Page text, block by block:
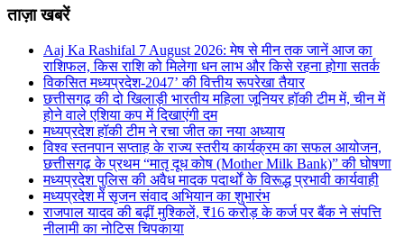
ताज़ा खबरें
Aaj Ka Rashifal 7 August 2026: मेष से मीन तक जानें आज का
राशिफल, किस राशि को मिलेगा धन लाभ और किसे रहना होगा सतर्क
विकसित मध्यप्रदेश-2047’ की वित्तीय रूपरेखा तैयार
छत्तीसगढ़ की दो खिलाड़ी भारतीय महिला जूनियर हॉकी टीम में, चीन में
होने वाले एशिया कप में दिखाएंगी दम
मध्यप्रदेश हॉकी टीम ने रचा जीत का नया अध्याय
विश्व स्तनपान सप्ताह के राज्य स्तरीय कार्यक्रम का सफल आयोजन,
छत्तीसगढ़ के प्रथम “मातृ दूध कोष (Mother Milk Bank)” की घोषणा
मध्यप्रदेश पुलिस की अवैध मादक पदार्थों के विरूद्ध प्रभावी कार्यवाही
मध्यप्रदेश में सृजन संवाद अभियान का शुभारंभ
राजपाल यादव की बढ़ीं मुश्किलें, ₹16 करोड़ के कर्ज पर बैंक ने संपत्ति
नीलामी का नोटिस चिपकाया